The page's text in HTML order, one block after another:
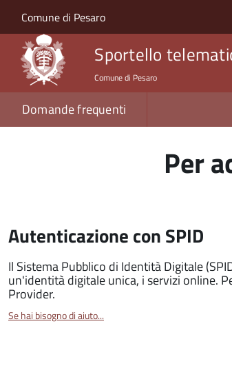
Salta al contenuto principale
Skip to site navigation
Comune di Pesaro
Sportello
Comune di Pesaro
Domande frequenti
Per
Autenticazione con SPID
Il Sistema Pubblico di Identità Digitale
un'identità digitale unica, i servizi online.
Provider.
Se hai bisogno di aiuto...